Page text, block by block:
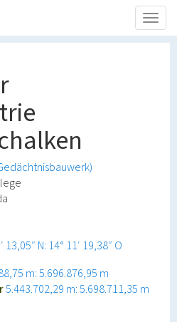
13,05″ N: 14° 11′ 19,38″ O
m: 5.696.876,95 m
5.443.702,29 m: 5.698.711,35 m